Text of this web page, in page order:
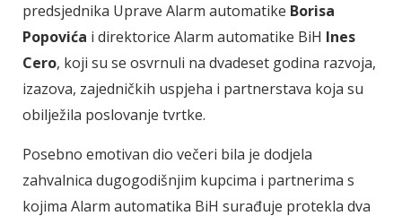
predsjednika Uprave Alarm automatike Borisa
Popovića i direktorice Alarm automatike BiH Ines
Cero, koji su se osvrnuli na dvadeset godina razvoja,
izazova, zajedničkih uspjeha i partnerstava koja su
obilježila poslovanje tvrtke.
Posebno emotivan dio večeri bila je dodjela
zahvalnica dugogodišnjim kupcima i partnerima s
kojima Alarm automatika BiH surađuje protekla dva